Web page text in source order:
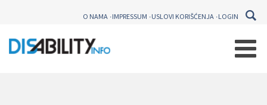
O NAMA IMPRESSUM USLOVI KORIŠĆENJA LOGIN